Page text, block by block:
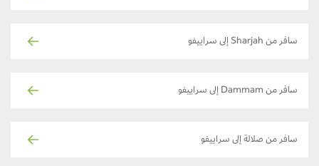
سافر من Sharjah إلى سراييفو
سافر من Dammam إلى سراييفو
سافر من صلالة إلى سراييفو